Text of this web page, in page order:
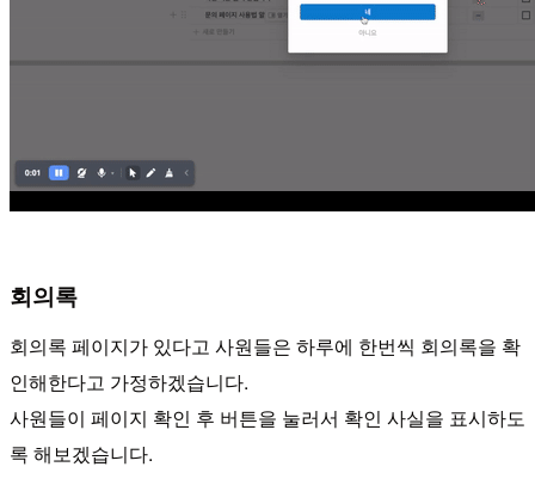
회의록
회의록 페이지가 있다고 사원들은 하루에 한번씩 회의록을 확
인해한다고 가정하겠습니다.
사원들이 페이지 확인 후 버튼을 눌러서 확인 사실을 표시하도
록 해보겠습니다.